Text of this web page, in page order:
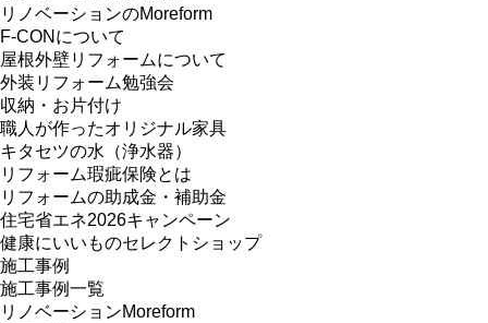
リノベーションのMoreform
F-CONについて
屋根外壁リフォームについて
外装リフォーム勉強会
収納・お片付け
職人が作ったオリジナル家具
キタセツの水（浄水器）
リフォーム瑕疵保険とは
リフォームの助成金・補助金
住宅省エネ2026キャンペーン
健康にいいものセレクトショップ
施工事例
施工事例一覧
リノベーションMoreform